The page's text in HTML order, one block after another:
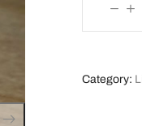
Category: